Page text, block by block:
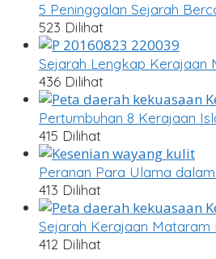
5 Peninggalan Sejarah
523 Dilihat
Sejarah Lengkap Kerajaan
436 Dilihat
Pertumbuhan 8 Kerajaan
415 Dilihat
Peranan Para Ulama
413 Dilihat
Sejarah Kerajaan Mataram
412 Dilihat